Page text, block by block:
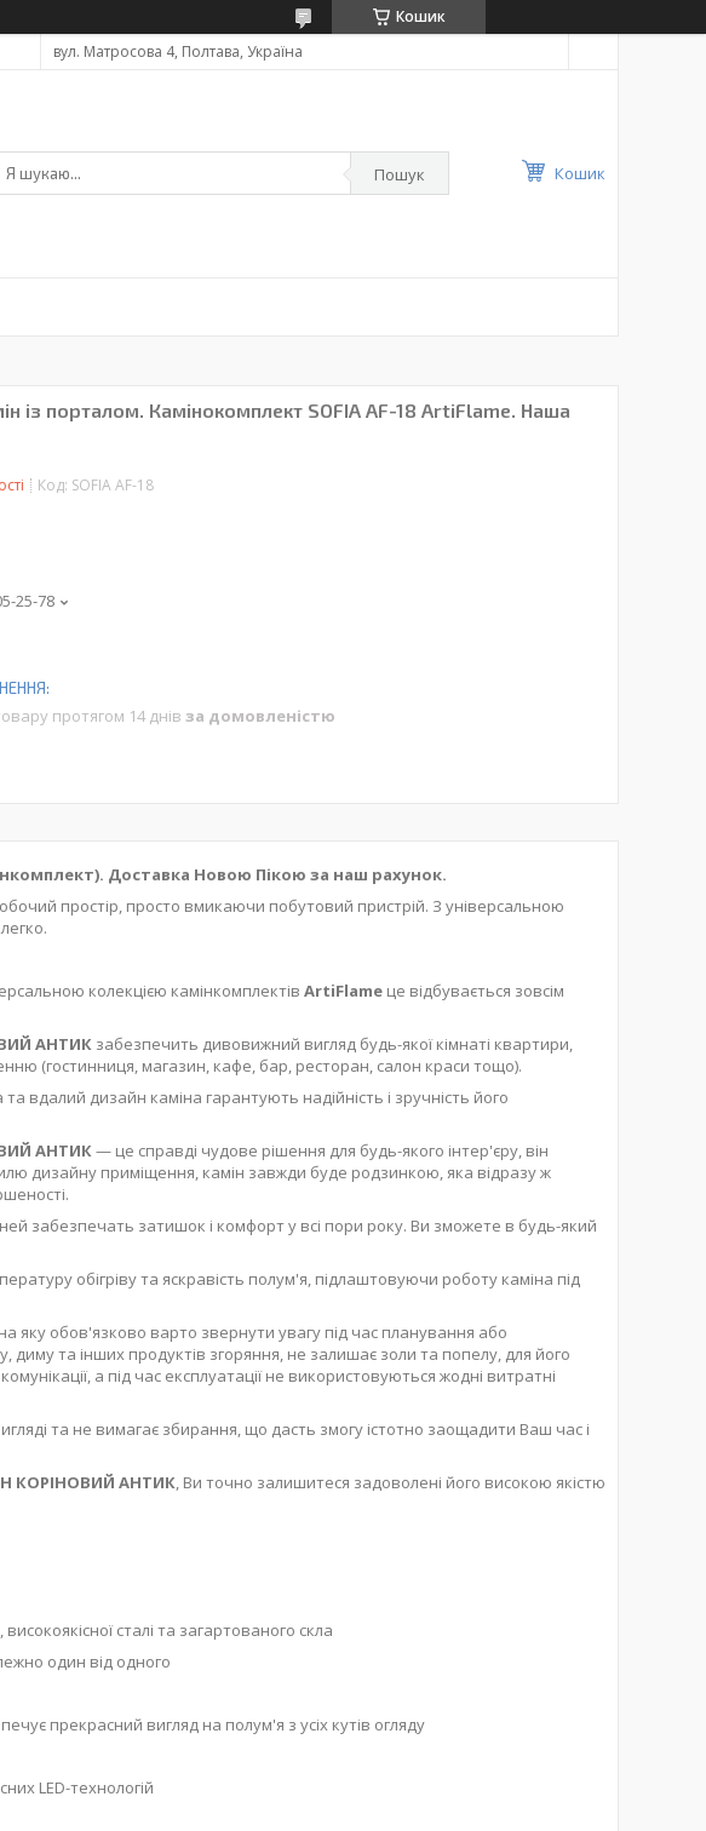
Кошик
вул. Матросова 4, Полтава, Україна
Пошук Кошик
із порталом. Камінокомплект SOFIA AF-18 ArtiFlame. Наша
Код: SOFIA AF-18
25-78
протягом 14 днів за домовленістю
Доставка Новою Пікою за наш рахунок.
простір, просто вмикаючи побутовий пристрій. З універсальною
колекцією камінкомплектів ArtiFlame це відбувається зовсім
АНТИК забезпечить дивовижний вигляд будь-якої кімнаті квартири,
(гостинниця, магазин, кафе, бар, ресторан, салон краси тощо).
вдалий дизайн каміна гарантують надійність і зручність його
АНТИК— це справді чудове рішення для будь-якого інтер'єру, він
дизайну приміщення, камін завжди буде родзинкою, яка відразу ж
забезпечать затишок і комфорт у всі пори року. Ви зможете в будь-який
обігріву та яскравість полум'я, підлаштовуючи роботу каміна під
яку обов'язково варто звернути увагу під час планування або
диму та інших продуктів згоряння, не залишає золи та попелу, для його
а під час експлуатації не використовуються жодні витратні
та не вимагає збирання, що дасть змогу істотно заощадити Ваш час і
КОРІНОВИЙ АНТИК, Ви точно залишитеся задоволені його високою якістю
сталі та загартованого скла
один від одного
прекрасний вигляд на полум'я з усіх кутів огляду
LED-технологій